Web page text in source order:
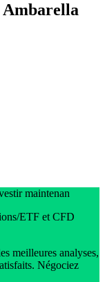
maintenan
ETF et CFD
meilleures analyses,
Négociez